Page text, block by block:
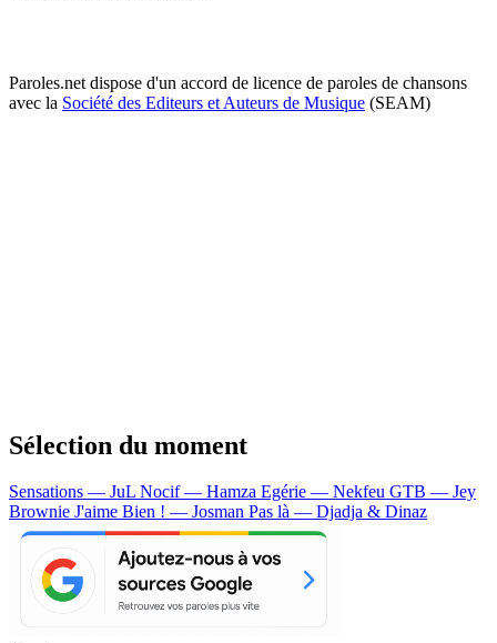
Paroles.net dispose d'un accord de licence de paroles de chansons
avec la Société des Editeurs et Auteurs de Musique (SEAM)
Sélection du moment
Sensations — JuL Nocif — Hamza Egérie — Nekfeu GTB — Jey
Brownie J'aime Bien ! — Josman Pas là — Djadja & Dinaz